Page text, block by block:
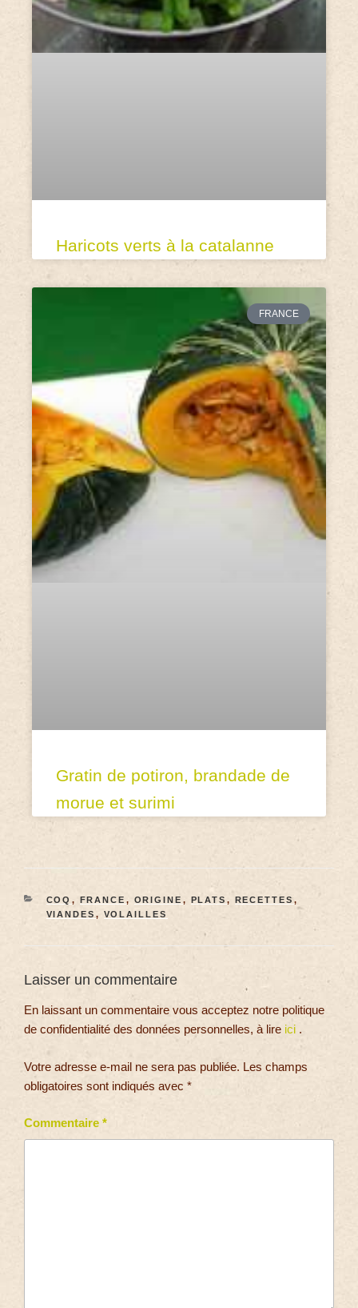
Haricots verts à la catalanne
FRANCE
Gratin de potiron, brandade de
morue et surimi
COQ , FRANCE , ORIGINE , PLATS , RECETTES ,
VIANDES , VOLAILLES
Laisser un commentaire
En laissant un commentaire vous acceptez notre politique
de confidentialité des données personnelles, à lire ici .
Votre adresse e-mail ne sera pas publiée. Les champs
obligatoires sont indiqués avec *
Commentaire *